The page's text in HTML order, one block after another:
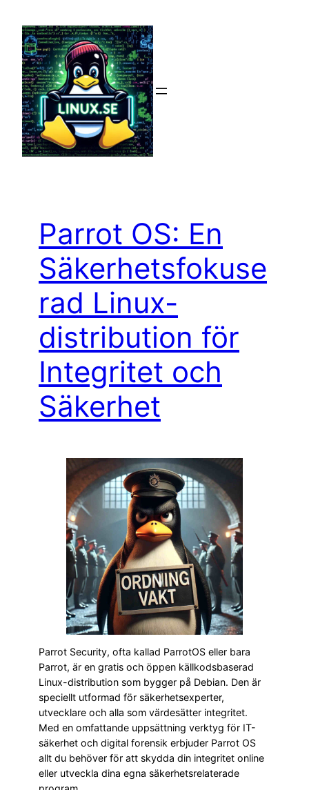
innehåll
Parrot OS: En
Säkerhetsfokuse
rad Linux-
distribution för
Integritet och
Säkerhet
Parrot Security, ofta kallad ParrotOS eller bara
Parrot, är en gratis och öppen källkodsbaserad
Linux-distribution som bygger på Debian. Den är
speciellt utformad för säkerhetsexperter,
utvecklare och alla som värdesätter integritet.
Med en omfattande uppsättning verktyg för IT-
säkerhet och digital forensik erbjuder Parrot OS
allt du behöver för att skydda din integritet online
eller utveckla dina egna säkerhetsrelaterade